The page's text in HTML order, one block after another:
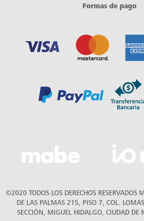
Formas de pago
©2020 TODOS LOS DERECHOS RESERVADOS
DE LAS PALMAS 215, PISO 7, COL. LOMAS
SECCIÓN, MIGUEL HIDALGO, CIUDAD DE